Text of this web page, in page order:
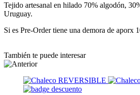
Tejido artesanal en hilado 70% algodón,
Uruguay.
Si es Pre-Order tiene una demora de aporx
También te puede interesar